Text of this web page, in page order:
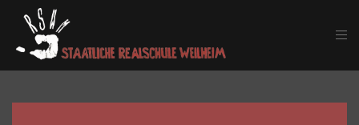
Skip to main content